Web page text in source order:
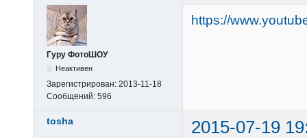
Гуру ФотоШОУ
Неактивен
Зарегистрирован: 2013-11-18
Сообщений: 596
https://
tosha 2015-07-19